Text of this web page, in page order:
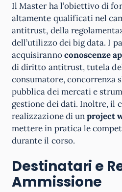
Il Master ha l’obiettivo di
altamente qualificati nel
antitrust, della
dell’utilizzo dei big data. I
acquisirannoconoscenze
di diritto antitrust, tutela
consumatore, concorrenza
pubblica dei mercati e
gestione dei dati. Inoltre, il
realizzazione di unproject
mettere in pratica le
durante il corso.
Destinatari e
Ammissione